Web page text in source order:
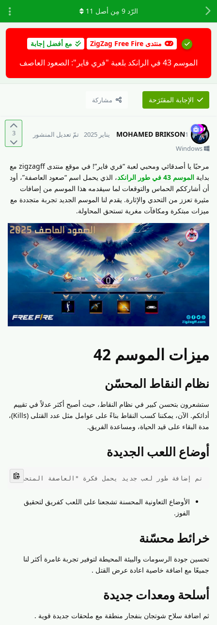
منتدى ZigZag Free Fire مع أفضل إجابة
الموسم 43 في الرانكد بلعبة "فري فاير": الصعود العاصف
الإجابة المقتَرَحة مشاركة
الرّد9 مِن أصل 11
3 MOHAMED BRIKSON1 يناير 2025
تمّ تعديل المنشور
Windows
مرحبًا يا أصدقائي ومحبي لعبة “فري فاير”! في موقع منتدى zigzagff مع
بداية الموسم 43 في طور الرانكد
، الذي يحمل اسم “صعود العاصفة”، أود
أن أشارككم الحماس والتوقعات لما سيقدمه هذا الموسم من إضافات
مثيرة تعزز من التحدي والإثارة. يقدم لنا الموسم الجديد تجربة متجددة مع
ميزات مبتكرة ومكافآت مغرية تستحق المحاولة.
ميزات الموسم 42
نظام النقاط المحسّن
ستشعرون بتحسن كبير في نظام النقاط، حيث أصبح أكثر عدلاً في تقييم
أدائكم. الآن، يمكننا كسب النقاط بناءً على عوامل مثل عدد القتلى (Kills)،
مدة البقاء على قيد الحياة، ومساعدة الفريق.
أوضاع اللعب الجديدة
تم إضافة طور لعب جديد يحمل فكرة "العاصفة
الأوضاع التعاونية المحسنة تشجعنا على اللعب كفريق لتحقيق
الفوز.
خرائط محسّنة
تحسين جودة الرسومات والبيئة المحيطة لتوفير تجربة غامرة أكثر لنا
جميعًا مع اضافة خاصية اعادة عرض القتل .
أسلحة ومعدات جديدة
ثم اضافة سلاح شوتجان بنفجار منطقة مع ملحقات جديدة قوية .